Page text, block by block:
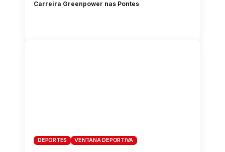
Carreira Greenpower nas Pontes
DEPORTES VENTANA DEPORTIVA